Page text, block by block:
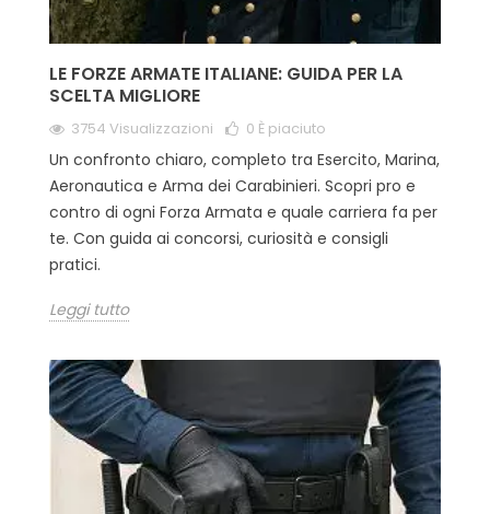
LE FORZE ARMATE ITALIANE: GUIDA PER LA
SCELTA MIGLIORE
3754 Visualizzazioni 0 È piaciuto
Un confronto chiaro, completo tra Esercito, Marina,
Aeronautica e Arma dei Carabinieri. Scopri pro e
contro di ogni Forza Armata e quale carriera fa per
te. Con guida ai concorsi, curiosità e consigli
pratici.
Leggi tutto